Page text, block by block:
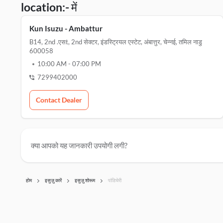
location:- में
Kun Isuzu - Ambattur
B14, 2nd .एसt, 2nd सेक्टर, इंडस्ट्रियल एस्टेट, अंबात्तुर, चेन्नई, तमिल नाडु
600058
10:00 AM - 07:00 PM
7299402000
Contact Dealer
क्या आपको यह जानकारी उपयोगी लगी?
होम इसुज़ु कारें इसुज़ु शोरूम पांडिचेरी